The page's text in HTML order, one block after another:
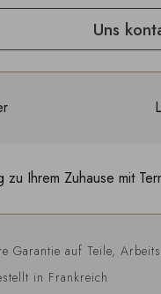
Uns
zu Ihrem Zuhause mit
Garantie auf Teile,
in Frankreich